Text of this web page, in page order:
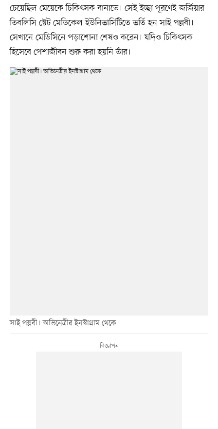
চেয়েছিল মেয়েকে চিকিৎসক বানাতে। সেই ইচ্ছা পূরণেই জর্জিয়ার
তিবলিসি স্টেট মেডিকেল ইউনিভার্সিটিতে ভর্তি হন সাই পল্লবী।
সেখানে মেডিসিনে পড়াশোনা শেষও করেন। যদিও চিকিৎসক
হিসেবে পেশাজীবন শুরু করা হয়নি তাঁর।
সাই পল্লবী। অভিনেত্রীর ইনস্টাগ্রাম থেকে